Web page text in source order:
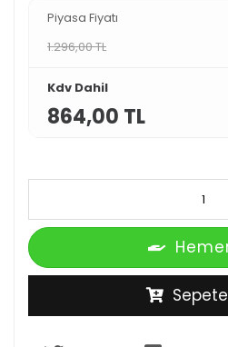
Piyasa Fiyatı
1.296,00 TL
Kdv Dahil
864,00 TL